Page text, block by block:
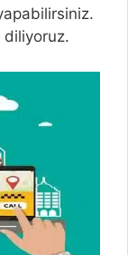
diliyoruz.